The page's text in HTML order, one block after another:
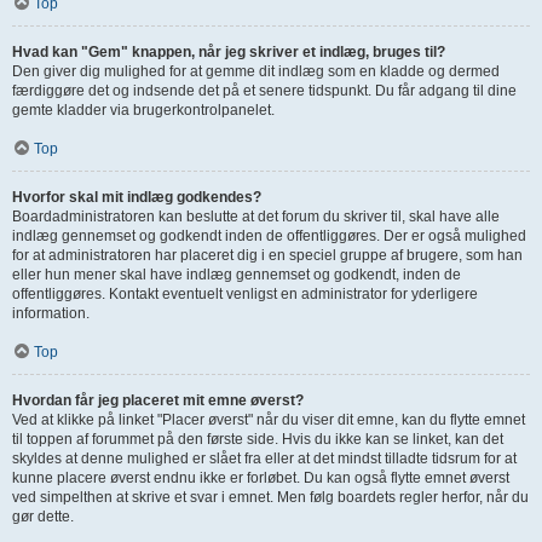
Top
Hvad kan "Gem" knappen, når jeg skriver et indlæg, bruges til?
Den giver dig mulighed for at gemme dit indlæg som en kladde og dermed
færdiggøre det og indsende det på et senere tidspunkt. Du får adgang til dine
gemte kladder via brugerkontrolpanelet.
Top
Hvorfor skal mit indlæg godkendes?
Boardadministratoren kan beslutte at det forum du skriver til, skal have alle
indlæg gennemset og godkendt inden de offentliggøres. Der er også mulighed
for at administratoren har placeret dig i en speciel gruppe af brugere, som han
eller hun mener skal have indlæg gennemset og godkendt, inden de
offentliggøres. Kontakt eventuelt venligst en administrator for yderligere
information.
Top
Hvordan får jeg placeret mit emne øverst?
Ved at klikke på linket "Placer øverst" når du viser dit emne, kan du flytte emnet
til toppen af forummet på den første side. Hvis du ikke kan se linket, kan det
skyldes at denne mulighed er slået fra eller at det mindst tilladte tidsrum for at
kunne placere øverst endnu ikke er forløbet. Du kan også flytte emnet øverst
ved simpelthen at skrive et svar i emnet. Men følg boardets regler herfor, når du
gør dette.